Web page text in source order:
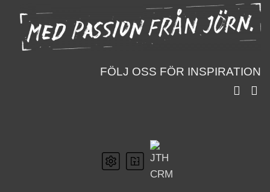
FÖLJ OSS FÖR INSPIRATION